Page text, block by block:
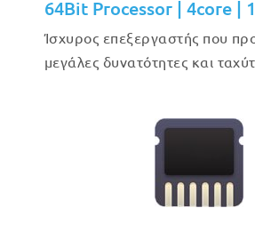
64Bit Processor | 4core |
Ίσχυρος επεξεργαστής που
μεγάλες δυνατότητες και